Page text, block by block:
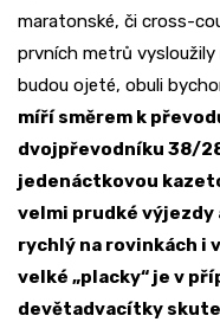
maratonské, či cross-
prvních metrů
budou ojeté, obuli
míří směrem k
dvojpřevodníku 38/
jedenáctkovou
velmi prudké výjezdy
rychlý na rovinkách i
velké „placky“ je v
devětadvacítky